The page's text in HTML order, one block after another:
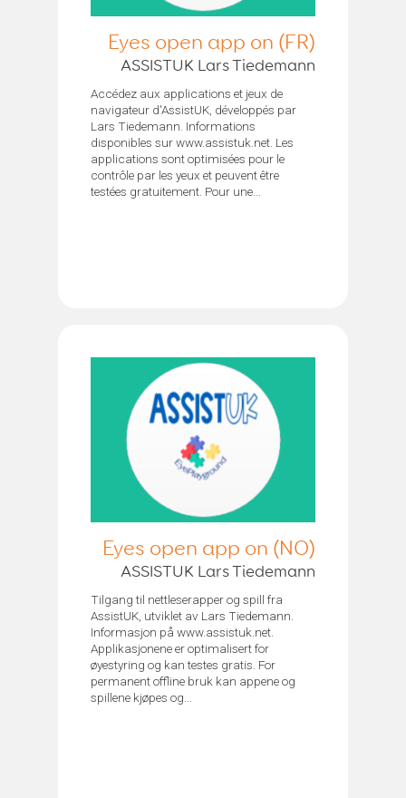
Eyes open app on (FR)
ASSISTUK Lars Tiedemann
Accédez aux applications et jeux de
navigateur d'AssistUK, développés par
Lars Tiedemann. Informations
disponibles sur www.assistuk.net. Les
applications sont optimisées pour le
contrôle par les yeux et peuvent être
testées gratuitement. Pour une...
Eyes open app on (NO)
ASSISTUK Lars Tiedemann
Tilgang til nettleserapper og spill fra
AssistUK, utviklet av Lars Tiedemann.
Informasjon på www.assistuk.net.
Applikasjonene er optimalisert for
øyestyring og kan testes gratis. For
permanent offline bruk kan appene og
spillene kjøpes og...